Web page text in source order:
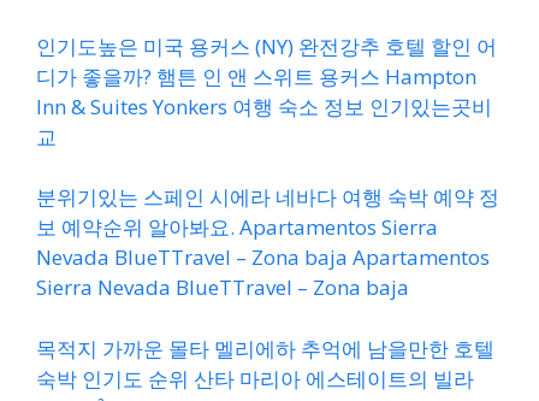
인기도높은 미국 용커스 (NY) 완전강추 호텔 할인 어
디가 좋을까? 햄튼 인 앤 스위트 용커스 Hampton
Inn & Suites Yonkers 여행 숙소 정보 인기있는곳비
교
분위기있는 스페인 시에라 네바다 여행 숙박 예약 정
보 예약순위 알아봐요. Apartamentos Sierra
Nevada BlueTTravel – Zona baja Apartamentos
Sierra Nevada BlueTTravel – Zona baja
목적지 가까운 몰타 멜리에하 추억에 남을만한 호텔
숙박 인기도 순위 산타 마리아 에스테이트의 빌라